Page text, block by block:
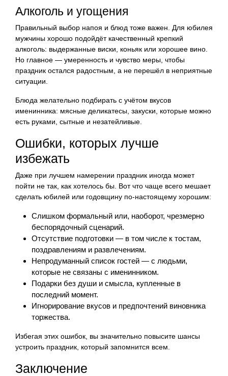
Алкоголь и угощения
Правильный выбор напоя и блюд тоже важен. Для юбилея
мужчины хорошо подойдёт качественный крепкий
алкоголь: выдержанные виски, коньяк или хорошее вино.
Но главное — умеренность и чувство меры, чтобы
праздник остался радостным, а не перешёл в неприятные
ситуации.
Блюда желательно подбирать с учётом вкусов
именинника: мясные деликатесы, закуски, которые можно
есть руками, сытные и незатейливые.
Ошибки, которых лучше
избежать
Даже при лучшем намерении праздник иногда может
пойти не так, как хотелось бы. Вот что чаще всего мешает
сделать юбилей или годовщину по-настоящему хорошим:
Слишком формальный или, наоборот, чрезмерно
беспорядочный сценарий.
Отсутствие подготовки — в том числе к тостам,
поздравлениям и развлечениям.
Непродуманный список гостей — с людьми,
которые не связаны с именинником.
Подарки без души и смысла, купленные в
последний момент.
Игнорирование вкусов и предпочтений виновника
торжества.
Избегая этих ошибок, вы значительно повысите шансы
устроить праздник, который запомнится всем.
Заключение